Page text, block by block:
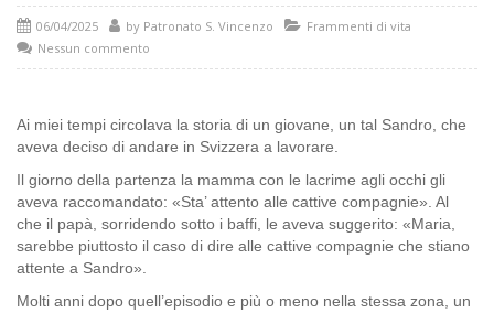
06/04/2025 by Patronato S. Vincenzo
Frammenti di vita
Nessun commento
Ai miei tempi circolava la storia di un giovane, un tal Sandro, che
aveva deciso di andare in Svizzera a lavorare.
Il giorno della partenza la mamma con le lacrime agli occhi gli
aveva raccomandato: «Sta’ attento alle cattive compagnie». Al
che il papà, sorridendo sotto i baffi, le aveva suggerito: «Maria,
sarebbe piuttosto il caso di dire alle cattive compagnie che stiano
attente a Sandro».
Molti anni dopo quell’episodio e più o meno nella stessa zona, un